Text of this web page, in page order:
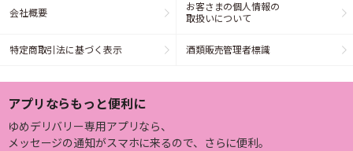
会社概要
お客さまの個人情報の
取扱いについて
特定商取引法に基づく表示 酒類販売管理者標識
アプリならもっと便利に
ゆめデリバリー専用アプリなら、
メッセージの通知がスマホに来るので、さらに便利。